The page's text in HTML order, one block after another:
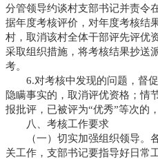
分管领导约谈村支部书记并责令
据年度考核评价，对年度考核结
村，取消该村全体干部评先评优
采取组织措施，将考核结果抄送
考。
6.对考核中发现的问题，督促
隐瞒事实的，取消评优资格；情
报批评，已被评为“优秀”等次的
八、考核工作要求
（一）切实加强组织领导。
关工作，支部书记要指导好日常